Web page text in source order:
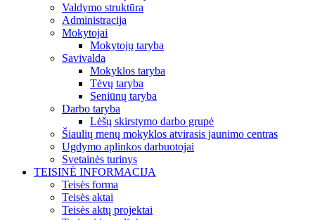
Valdymo struktūra
Administracija
Mokytojai
Mokytojų taryba
Savivalda
Mokyklos taryba
Tėvų taryba
Seniūnų taryba
Darbo taryba
Lėšų skirstymo darbo grupė
Šiaulių menų mokyklos atvirasis jaunimo centras
Ugdymo aplinkos darbuotojai
Svetainės turinys
TEISINĖ INFORMACIJA
Teisės forma
Teisės aktai
Teisės aktų projektai